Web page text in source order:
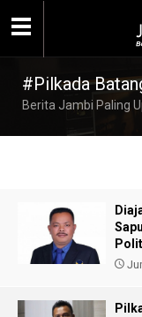
#Pilkada
Berita Jambi Paling